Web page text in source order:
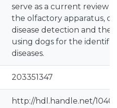
serve as a current review
the olfactory apparatus,
disease detection and the
using dogs for the
diseases.
203351347
http://hdl.handle.net/